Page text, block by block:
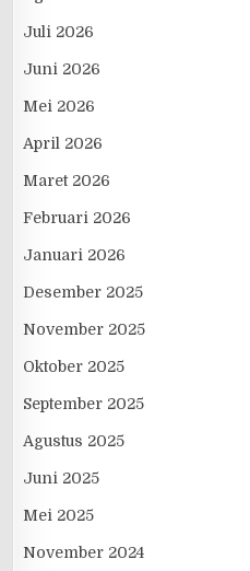
Juli 2026
Juni 2026
Mei 2026
April 2026
Maret 2026
Februari 2026
Januari 2026
Desember 2025
November 2025
Oktober 2025
September 2025
Agustus 2025
Juni 2025
Mei 2025
November 2024